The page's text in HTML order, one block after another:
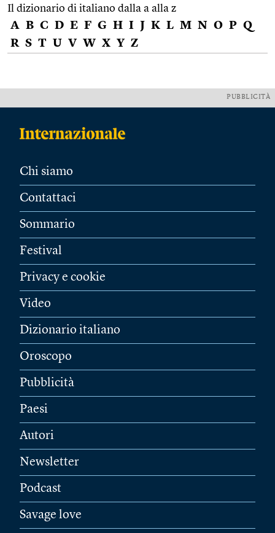
Il dizionario di italiano dalla a alla z
A B C D E F G H I J K L M N O P Q
R S T U V W X Y Z
PUBBLICITÀ
Chi siamo
Contattaci
Sommario
Festival
Privacy e cookie
Video
Dizionario italiano
Oroscopo
Pubblicità
Paesi
Autori
Newsletter
Podcast
Savage love